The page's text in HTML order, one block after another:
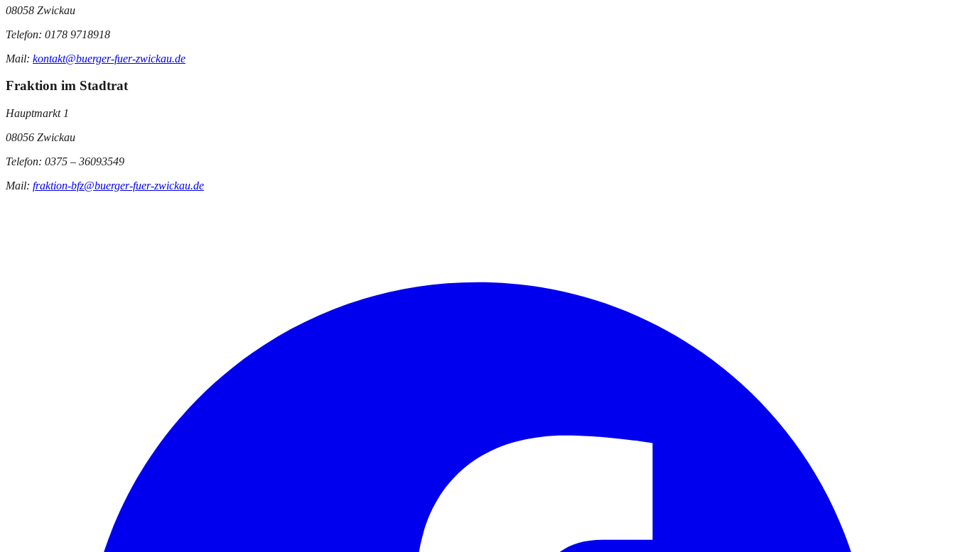
08058 Zwickau
Telefon: 0178 9718918
Mail: kontakt@buerger-fuer-zwickau.de
Fraktion im Stadtrat
Hauptmarkt 1
08056 Zwickau
Telefon: 0375 – 36093549
Mail: fraktion-bfz@buerger-fuer-zwickau.de